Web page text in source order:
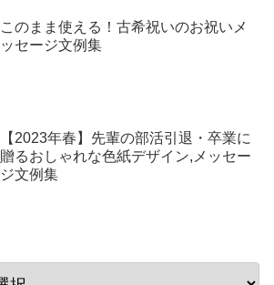
このまま使える！古希祝いのお祝いメ
ッセージ文例集
【2023年春】先輩の部活引退・卒業に
贈るおしゃれな色紙デザイン,メッセー
ジ文例集